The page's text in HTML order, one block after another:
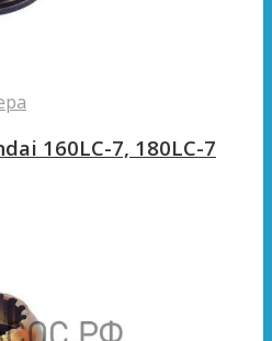
160LC-7, 180LC-7